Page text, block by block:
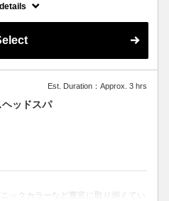
せて頂きます。
Est. Duration：Approx. 3 hrs
ッドスパ
ックカラーなど豊富に取り揃えてい